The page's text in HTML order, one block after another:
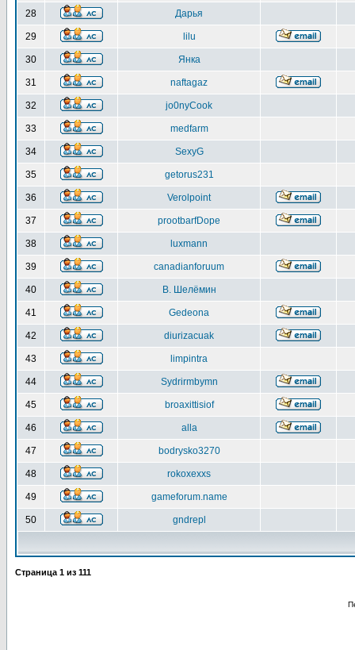
28 Дарья
29 lilu
30 Янка
31 naftagaz
32 jo0nyCook
33 medfarm
34 SexyG
35 getorus231
36 Verolpoint
37 prootbarfDope
38 luxmann
39 canadianforuum
40 В. Шелёмин
41 Gedeona
42 diurizacuak
43 limpintra
44 Sydrirmbymn
45 broaxittisiof
46 alla
47 bodrysko3270
48 rokoxexxs
49 gameforum.name
50 gndrepl
Страница 1 из 111